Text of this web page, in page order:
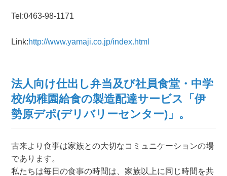
Tel:0463-98-1171
Link:http://www.yamaji.co.jp/index.html
法人向け仕出し弁当及び社員食堂・中学
校/幼稚園給食の製造配達サービス「伊
勢原デポ(デリバリーセンター)」。
古来より食事は家族との大切なコミュニケーションの場
であります。
私たちは毎日の食事の時間は、家族以上に同じ時間を共